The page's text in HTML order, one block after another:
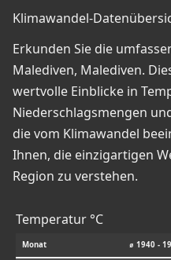
Klimawandel-
Erkunden Sie die
Malediven, Malediven.
wertvolle Einblicke in
Niederschlagsmengen
die vom Klimawandel
Ihnen, die einzigartigen
Region zu verstehen.
Temperatur °C
Monat ⌀ 1940 -